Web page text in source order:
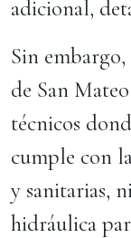
adicional,
Sin
de San
técnicos
cumple con
y sanitarias,
hidráulica